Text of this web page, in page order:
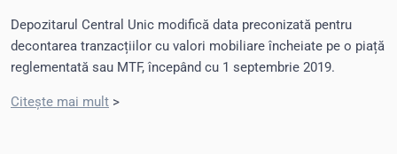
Depozitarul Central Unic modifică data preconizată pentru
decontarea tranzacțiilor cu valori mobiliare încheiate pe o piață
reglementată sau MTF, începând cu 1 septembrie 2019.
Citește mai mult >